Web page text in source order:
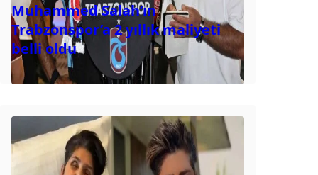
Muhammed Salah’ın
Trabzonspor’a 2 yıllık maliyeti
belli oldu